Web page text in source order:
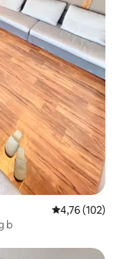
4,76 ud af 5 i
4,76 (102)
b